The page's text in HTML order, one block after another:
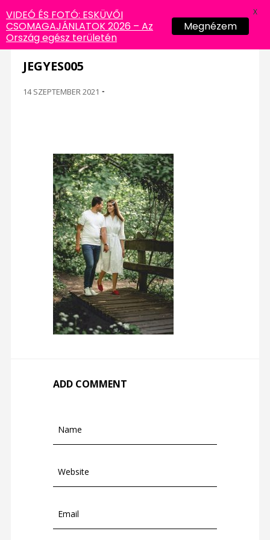
JEGYES005
14 SZEPTEMBER 2021 -
ADD COMMENT
VIDEÓ ÉS FOTÓ: ESKÜVŐI
CSOMAGAJÁNLATOK 2026 – Az
Ország egész területén
Megnézem
X